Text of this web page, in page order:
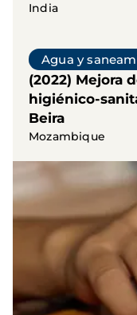
India
Agua y
(2022) Mejora
higiénico-
Beira
Mozambique